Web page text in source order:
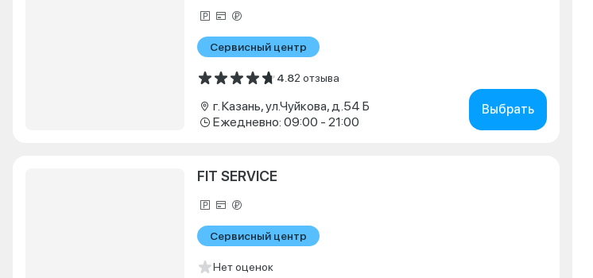
Сервисный центр
4.82 отзыва
г. Казань, ул.Чуйкова, д.54 Б
Ежедневно: 09:00 - 21:00
Выбрать
FIT SERVICE
Сервисный центр
Нет оценок